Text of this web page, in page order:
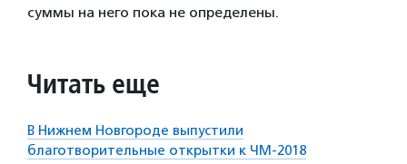
суммы на него пока не определены.
Читать еще
В Нижнем Новгороде выпустили
благотворительные открытки к ЧМ-2018